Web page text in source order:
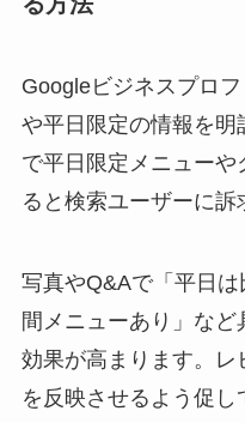
Googleビジネスプロ
や平日限定の情報を
で平日限定メニュー
ると検索ユーザーに訴
写真やQ&Aで「平日
間メニューあり」など
効果が高まります。
を反映させるよう促し